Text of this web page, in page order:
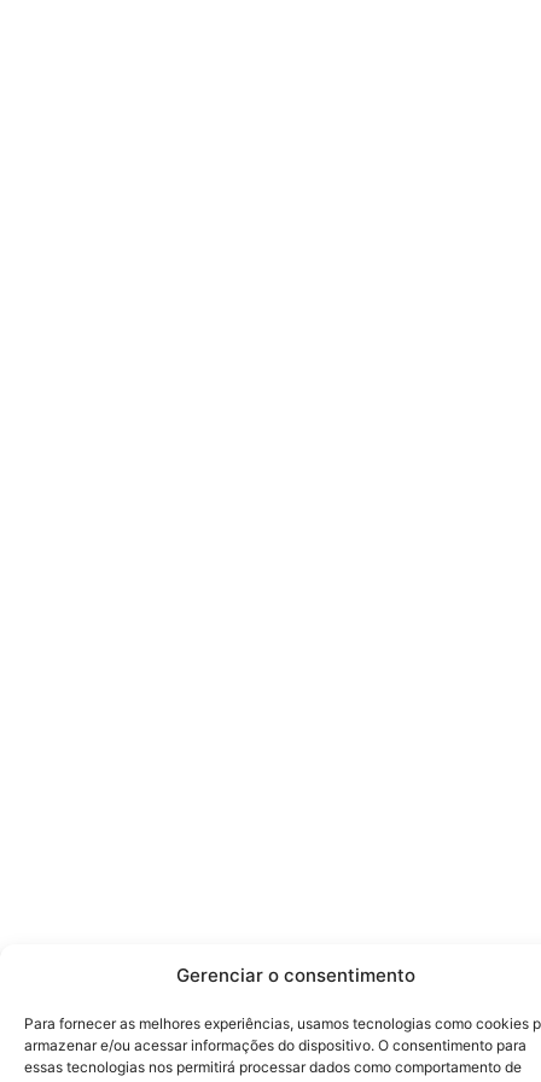
Gerenciar o consentimento
Para fornecer as melhores experiências, usamos tecnologias como cookies
armazenar e/ou acessar informações do dispositivo. O consentimento para
essas tecnologias nos permitirá processar dados como comportamento de